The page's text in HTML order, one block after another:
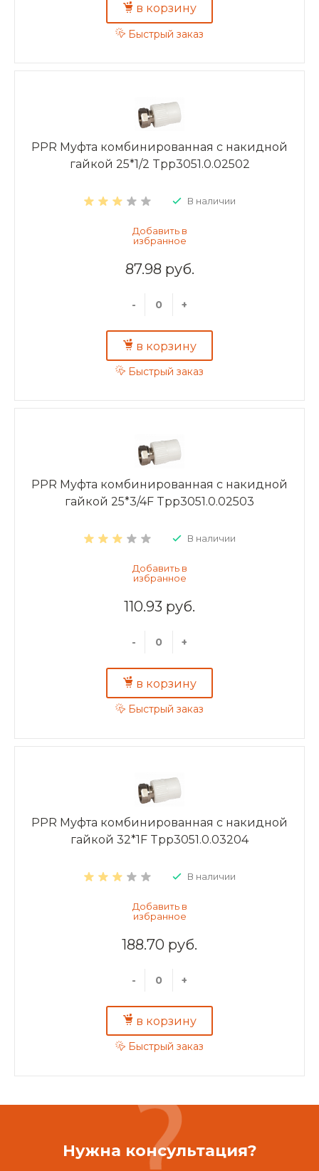
в корзину
Быстрый заказ
PPR Муфта комбинированная с накидной
гайкой 25*1/2 Tpp3051.0.02502
В наличии
87.98 руб.
- +
в корзину
Быстрый заказ
PPR Муфта комбинированная с накидной
гайкой 25*3/4F Tpp3051.0.02503
В наличии
110.93 руб.
- +
в корзину
Быстрый заказ
PPR Муфта комбинированная с накидной
гайкой 32*1F Tpp3051.0.03204
В наличии
188.70 руб.
- +
в корзину
Быстрый заказ
Нужна консультация?